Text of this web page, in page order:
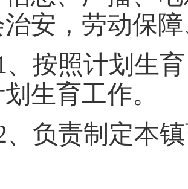
安，劳动保
、按照计划生
生育工作。
、负责制定本